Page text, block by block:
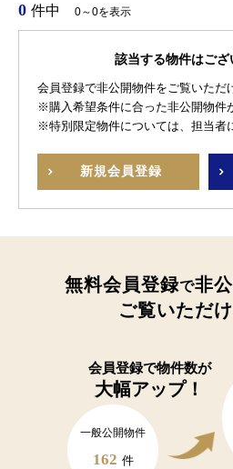
0 件中 0～0を表示
該当する物件はござ
会員登録で非公開物件をご覧いただ
※購入希望条件に合った非公開物件
※特別限定物件については、担当者
新規会員登録
無料会員登録で非
ご覧いただけ
会員登録で物件数が
大幅アップ！
一般公開物件
162 件